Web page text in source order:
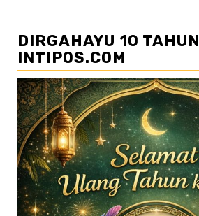
DIRGAHAYU 10 TAHUN
INTIPOS.COM